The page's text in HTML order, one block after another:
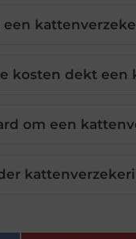
een
kosten dekt een
om een